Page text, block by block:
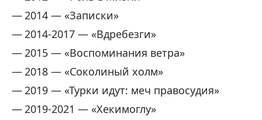
2014 — «Записки»
2014-2017 — «Вдребезги»
2015 — «Воспоминания ветра»
2018 — «Соколиный холм»
2019 — «Турки идут: меч правосудия»
2019-2021 — «Хекимоглу»